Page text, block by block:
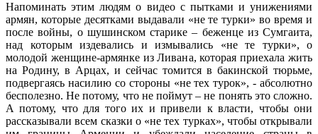
Напоминать этим людям о видео с пытками и унижениями
армян, которые десятками выдавали «не те турки» во время и
после войны, о шушинском старике – беженце из Сумгаита,
над которым издевались и измывались «не те турки», о
молодой женщине-армянке из Ливана, которая приехала жить
на Родину, в Арцах, и сейчас томится в бакинской тюрьме,
подвергаясь насилию со стороны «не тех турок», - абсолютно
бесполезно. Не потому, что не поймут – не понять это сложно.
А потому, что для того их и привели к власти, чтобы они
рассказывали всем сказки о «не тех турках», чтобы открывали